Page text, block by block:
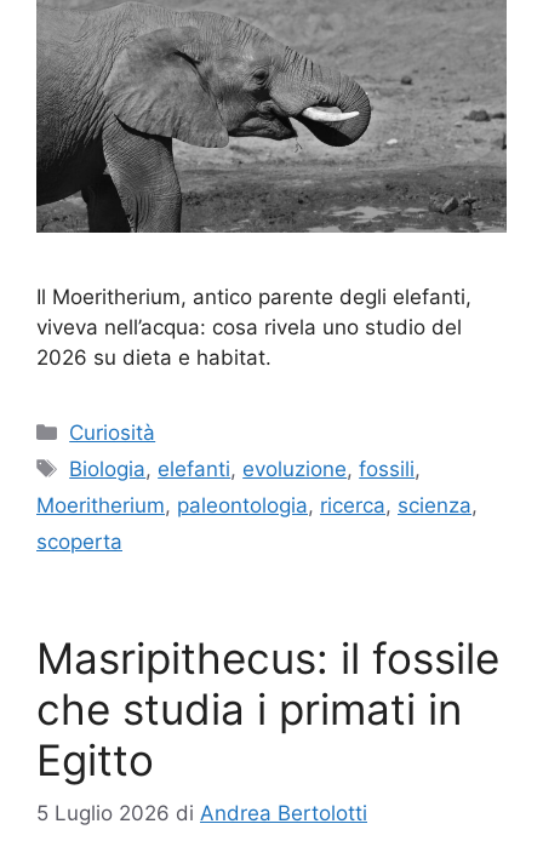
Il Moeritherium, antico parente degli elefanti,
viveva nell’acqua: cosa rivela uno studio del
2026 su dieta e habitat.
Categorie
Curiosità
Tag
Biologia, elefanti, evoluzione,fossili,
Moeritherium, paleontologia, ricerca, scienza,
scoperta
Masripithecus: il fossile
che studia i primati in
Egitto
5 Luglio 2026 di Andrea Bertolotti